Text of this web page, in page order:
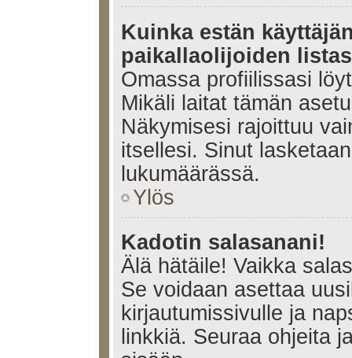
Kuinka estän
paikallaolijoiden
Omassa profiilissasi
Mikäli laitat tämän
Näkymisesi rajoittuu
itsellesi. Sinut
lukumäärässä.
Ylös
Kadotin salasanani!
Älä hätäile! Vaikka
Se voidaan asettaa
kirjautumissivulle ja
linkkiä. Seuraa ohjeita